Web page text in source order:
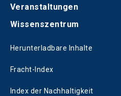
Veranstaltungen
Wissenszentrum
Herunterladbare Inhalte
Fracht-Index
Index der Nachhaltigkeit